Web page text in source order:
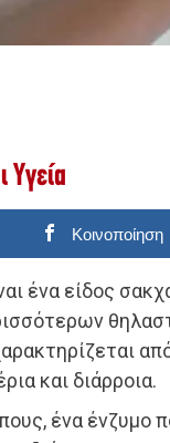
Υγεία
Κοινοποίηση
ένα είδος
και διάρροια.
ένα ένζυμο